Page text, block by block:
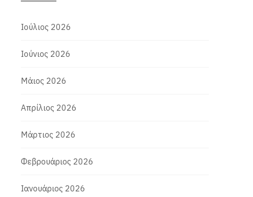
Ιούλιος 2026
Ιούνιος 2026
Μάιος 2026
Απρίλιος 2026
Μάρτιος 2026
Φεβρουάριος 2026
Ιανουάριος 2026